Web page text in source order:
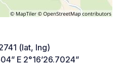
(lat, lng)
E 2°16’26.7024”